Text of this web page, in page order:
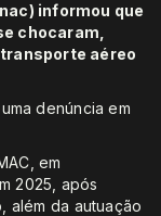
informou que
chocaram,
aéreo
denúncia em
em
2025, após
além da autuação